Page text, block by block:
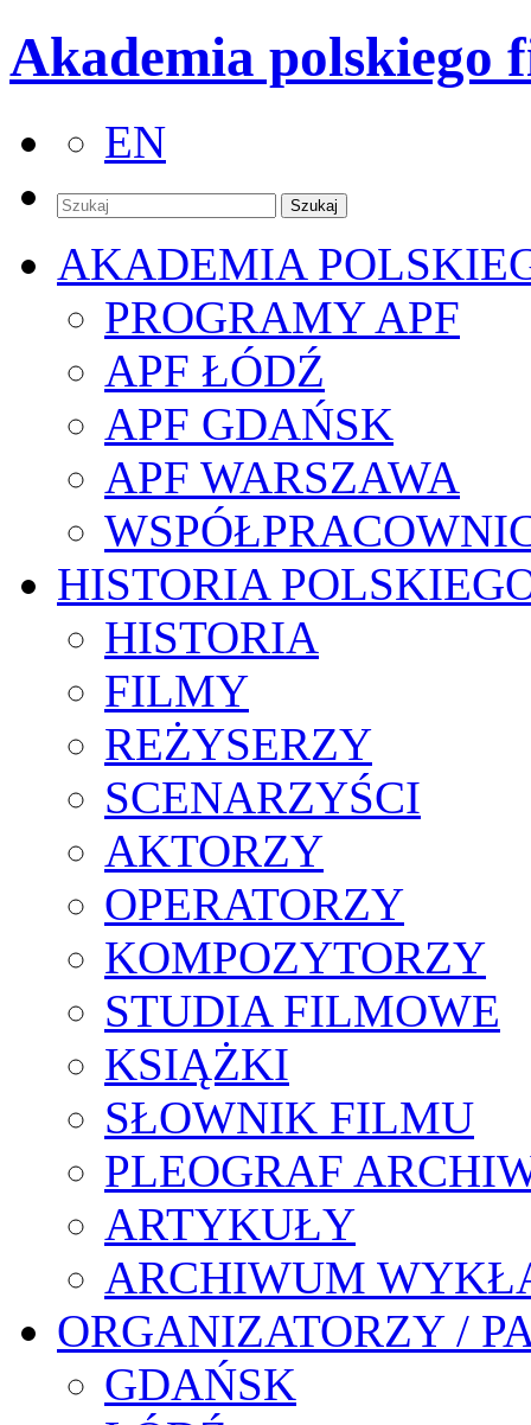
Akademia polskiego
EN
AKADEMIA
PROGRAMY APF
APF ŁÓDŹ
APF GDAŃSK
APF WARSZAWA
HISTORIA
HISTORIA
FILMY
REŻYSERZY
SCENARZYŚCI
AKTORZY
OPERATORZY
KOMPOZYTORZY
STUDIA FILMOWE
KSIĄŻKI
SŁOWNIK FILMU
PLEOGRAF
ARTYKUŁY
ARCHIWUM
ORGANIZATORZY /
GDAŃSK